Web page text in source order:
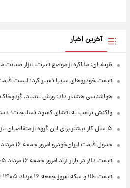
آخرین اخبار
ظریفیان: مذاکره از موضع قدرت، ابزار
قیمت خودروهای سایپا تغییر کرد؛ لیست قیمت جمعه ۱۶
هواشناسی هشدار داد: وزش تندباد، گردوخاک و رگبار
واکنش ترامپ به افشای کمبود تسلیحات؛
۵ سال کار بیشتر برای این گروه از متقاضیان بازنشستگی
جدول قیمت ایران‌خودرو امروز جمعه ۱۶ مرداد؛ قیمت‌ها تغییر کرد
قیمت دلار در بازار آزاد امروز جمعه ۱۶ مرداد ۱۴۰۵
قیمت طلا و سکه امروز جمعه ۱۶ مرداد ۱۴۰۵ +جدول